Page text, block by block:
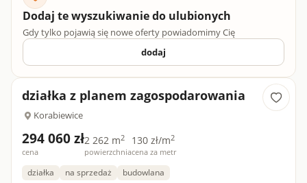
Dodaj te wyszukiwanie do ulubionych
Gdy tylko pojawią się nowe oferty powiadomimy Cię
dodaj
działka z planem zagospodarowania
Korabiewice
294 060 zł
cena
2 262 m2
powierzchnia
130 zł/m2
cena za metr
działka na sprzedaż budowlana